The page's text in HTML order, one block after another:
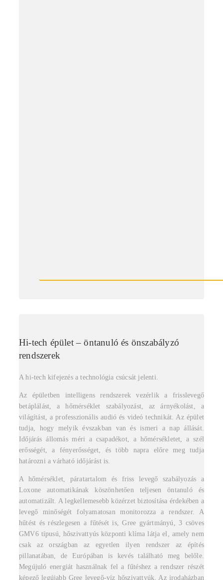
Hi-tech épület – öntanuló és önszabályzó
rendszerek
A hi-tech kifejezés a technológia csúcsát jelenti.
Az épületben intelligens rendszerek vezérlik a frisslevegő
betáplálást, a hőmérséklet szabályozást, az árnyékolást, a
világítást, a professzionális audió és videó technikát. Az épület
tudja, hogy melyik évszakban van és ismeri a nap állását.
Időjárás állomás méri a csapadékot, a hőmérsékletet, a szél
erősségét, a fényerősséget, és több napra előre meg tudja
határozni a várható időjárást is.
A hőmérséklet, páratartalom és friss levegő szabályozás a
Loxone automatikának köszönhetően teljesen öntanuló és
automatizált. A legkellemesebb közérzet biztosítása érdekében a
levegő minőségét folyamatosan monitorozza a rendszer. A
hűtést és részlegesen a fűtését is, Gree gyártmányú, 3 csöves
GMV6 típusú, hőszivattyús központi klíma látja el, amely nem
csak az országban az egyetlen ilyen rendszer az építés
pillanatában, de Európában is kevés található meg belőle.
Megújuló energiát használnak fel a fűtéshez a rendszer részét
képező legújabb Gree levegő-víz hőszivattyúk. Az irodaházban